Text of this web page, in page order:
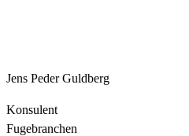
Jens Peder Guldberg
Konsulent
Fugebranchen